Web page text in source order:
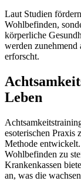
Laut Studien
Wohlbefinden,
körperliche
werden zunehmend
erforscht.
Leben
esoterischen Praxis
Methode
Wohlbefinden zu
Krankenkassen
an, was die